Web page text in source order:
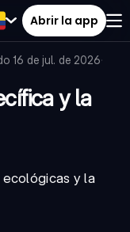
Abrir la app
16 de jul. de 2026·
y la
ecológicas y la